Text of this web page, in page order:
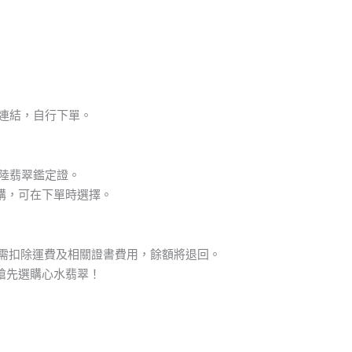
結，自行下單。
翡翠鑑定證。
可在下單時選擇。
扣除運費及相關證書費用，餘額將退回。
選購心水翡翠！